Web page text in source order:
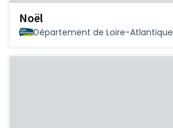
Noël
Département de Loire-Atlantique